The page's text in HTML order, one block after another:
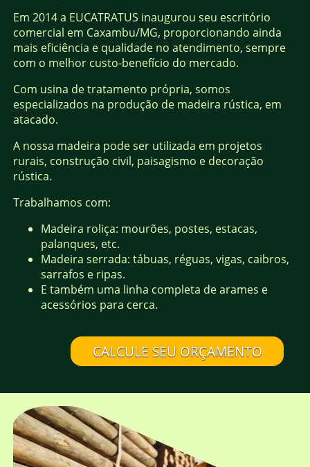
Em 2014 a EUCATRATUS inaugurou seu escritório
comercial em Caxambu/MG, proporcionando ainda
mais eficiência e qualidade no atendimento, sempre
com o melhor custo-benefício do mercado.
Com usina de tratamento própria, somos
especializados na produção de madeira rústica, em
atacado.
A nossa madeira pode ser utilizada em projetos
rurais, construção civil, paisagismo e decoração
rústica.
Trabalhamos com:
Madeira roliça: mourões, postes, estacas,
palanques, etc.
Madeira serrada: tábuas, réguas, vigas, caibros,
sarrafos e ripas.
E também uma linha completa de arames e
acessórios para cerca.
CALCULE SEU ORÇAMENTO